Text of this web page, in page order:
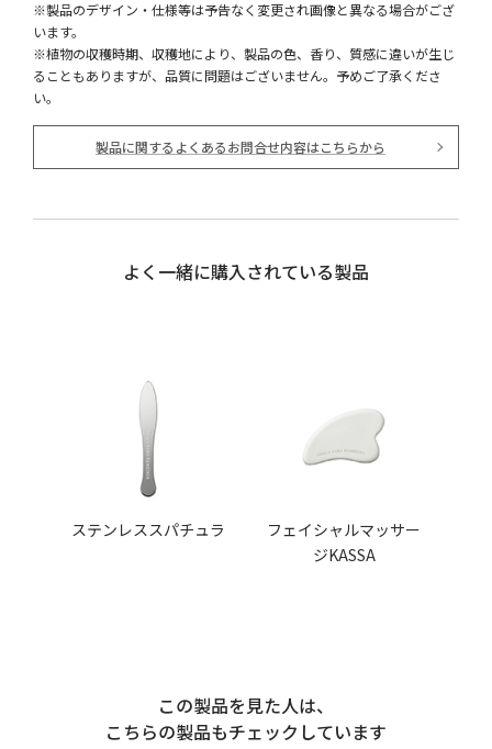
※製品のデザイン・仕様等は予告なく変更され画像と異なる場合がござ
います。
※植物の収穫時期、収穫地により、製品の色、香り、質感に違いが生じ
ることもありますが、品質に問題はございません。予めご了承くださ
い。
製品に関するよくあるお問合せ内容はこちらから
よく一緒に購入されている製品
ステンレススパチュラ
フェイシャルマッサー
ジKASSA
この製品を見た人は、
こちらの製品もチェックしています